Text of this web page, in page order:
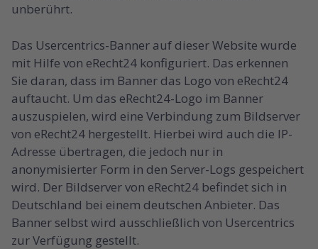
unberührt.
Das Usercentrics-Banner auf dieser Website wurde
mit Hilfe von eRecht24 konfiguriert. Das erkennen
Sie daran, dass im Banner das Logo von eRecht24
auftaucht. Um das eRecht24-Logo im Banner
auszuspielen, wird eine Verbindung zum Bildserver
von eRecht24 hergestellt. Hierbei wird auch die IP-
Adresse übertragen, die jedoch nur in
anonymisierter Form in den Server-Logs gespeichert
wird. Der Bildserver von eRecht24 befindet sich in
Deutschland bei einem deutschen Anbieter. Das
Banner selbst wird ausschließlich von Usercentrics
zur Verfügung gestellt.